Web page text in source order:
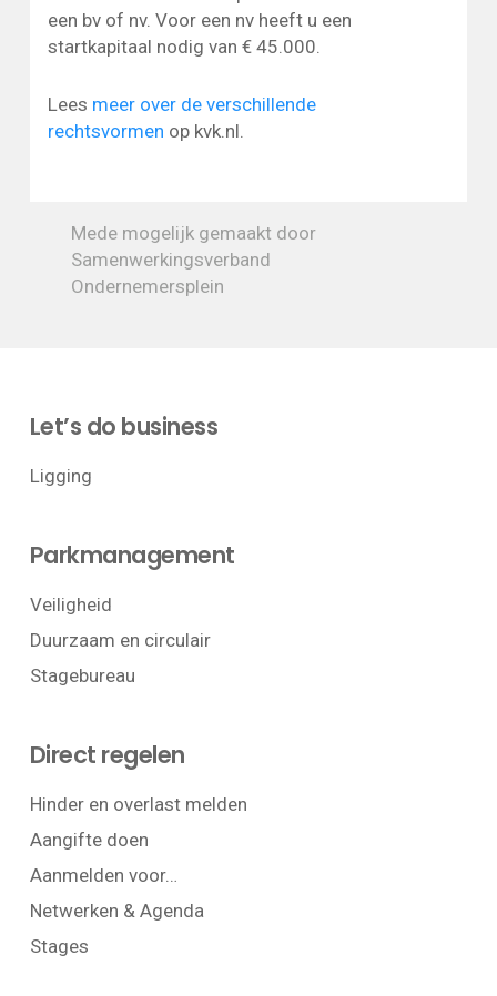
een bv of nv. Voor een nv heeft u een
startkapitaal nodig van € 45.000.
Lees meer over de verschillende
rechtsvormen op kvk.nl.
Mede mogelijk gemaakt door
Samenwerkingsverband
Ondernemersplein
Let’s do business
Ligging
Parkmanagement
Veiligheid
Duurzaam en circulair
Stagebureau
Direct regelen
Hinder en overlast melden
Aangifte doen
Aanmelden voor…
Netwerken & Agenda
Stages